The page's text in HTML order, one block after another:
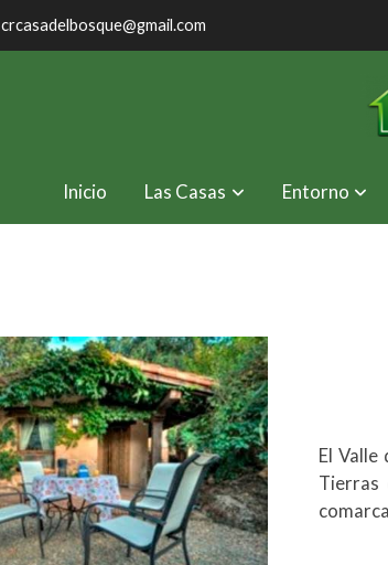
crcasadelbosque@gmail.com
Inicio Las Casas Entorno
El
Tierras